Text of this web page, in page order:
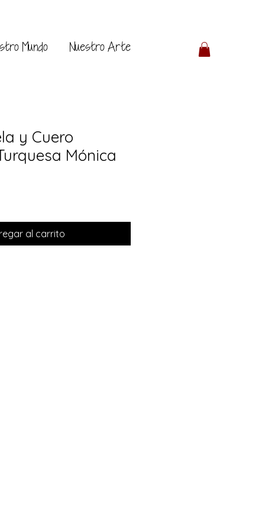
Mundo Nuestro Arte
y Cuero
Mónica
al carrito